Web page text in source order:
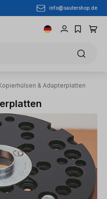
info@sautershop.de
& Adapterplatten